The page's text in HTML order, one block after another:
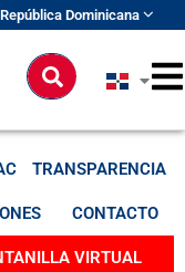
Dominicana
Buscar
TRANSPARENCIA
CONTACTO
VIRTUAL